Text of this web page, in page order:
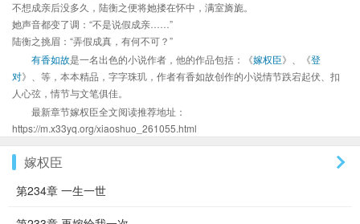
不想成亲后没多久，陆衡之便将她搂在怀中，满室旖旎。
她声音都变了调：“不是说假成亲……”
陆衡之挑眉：“弄假成真，有何不可？”
有香如故是一名出色的小说作者，他的作品包括：《嫁权臣》、《登
对》、等，本本精品，字字珠玑，作者有香如故创作的小说情节跌宕起伏、扣
人心弦，情节与文笔俱佳。
最新章节嫁权臣全文阅读推荐地址：
https://m.x33yq.org/xiaoshuo_261055.html
嫁权臣
第234章 一生一世